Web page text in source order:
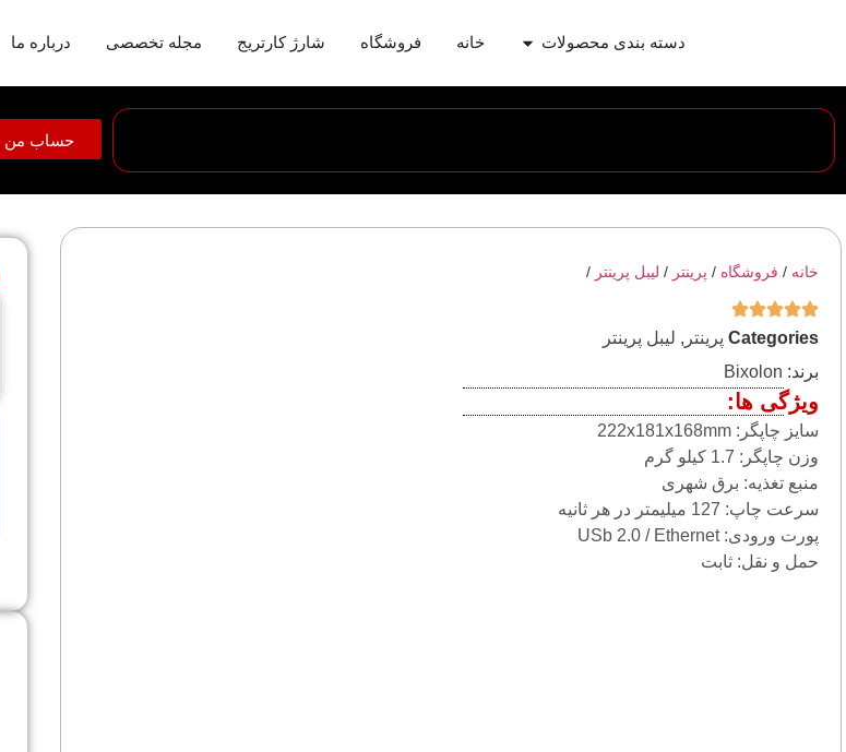
دسته بندی محصولات خانه فروشگاه شارژ کارتریج مجله تخصصی درباره ما
حساب من
خانه / فروشگاه / پرینتر / ليبل پرينتر /
Categories پرینتر , ليبل پرينتر
برند: Bixolon
ویژگی ها:
سایز چاپگر: 222x181x168mm
وزن چاپگر: 1.7 کیلو گرم
منبع تغذیه: برق شهری
سرعت چاپ: 127 میلیمتر در هر ثانیه
پورت ورودی: USb 2.0 / Ethernet
حمل و نقل: ثابت